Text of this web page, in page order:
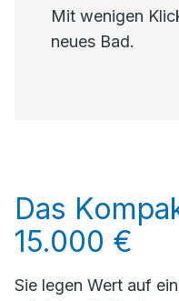
Mit wenigen
neues Bad.
Das
15.000 €
Sie legen Wert auf